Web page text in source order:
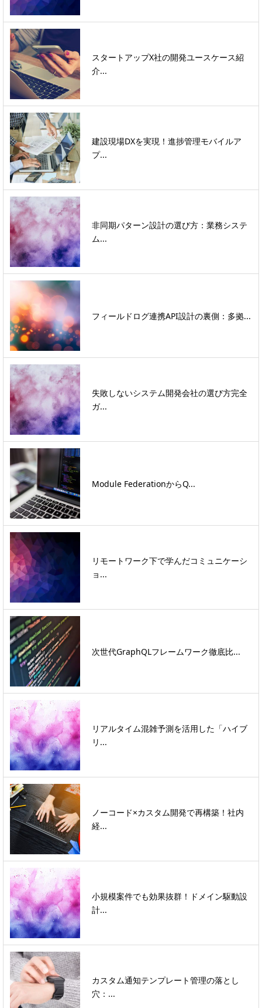
スタートアップX社の開発ユースケース紹
介...
建設現場DXを実現！進捗管理モバイルア
プ...
非同期パターン設計の選び方：業務システ
ム...
フィールドログ連携API設計の裏側：多拠...
失敗しないシステム開発会社の選び方完全
ガ...
Module FederationからQ...
リモートワーク下で学んだコミュニケーシ
ョ...
次世代GraphQLフレームワーク徹底比...
リアルタイム混雑予測を活用した「ハイブ
リ...
ノーコード×カスタム開発で再構築！社内
経...
小規模案件でも効果抜群！ドメイン駆動設
計...
カスタム通知テンプレート管理の落とし
穴：...